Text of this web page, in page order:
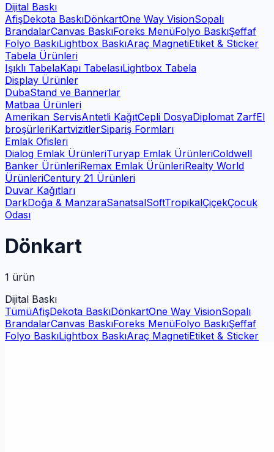
Dijital Baskı
AfişDekota BaskıDönkartOne Way VisionSopalı
BrandalarCanvas BaskıForeks MenüFolyo BaskıŞeffaf
Folyo BaskıLightbox BaskıAraç MagnetiEtiket & Sticker
Tabela Ürünleri
Işıklı TabelaKapı TabelasıLightbox Tabela
Display Ürünler
DubaStand ve Bannerlar
Matbaa Ürünleri
Amerikan ServisAntetli KağıtCepli DosyaDiplomat ZarfEl
broşürleriKartvizitlerSipariş Formları
Emlak Ofisleri
Dialog Emlak ÜrünleriTuryap Emlak ÜrünleriColdwell
Banker ÜrünleriRemax Emlak ÜrünleriRealty World
ÜrünleriCentury 21 Ürünleri
Duvar Kağıtları
DarkDoğa & ManzaraSanatsalSoftTropikalÇiçekÇocuk
Odası
Dönkart
1 ürün
Dijital Baskı
TümüAfişDekota BaskıDönkartOne Way VisionSopalı
BrandalarCanvas BaskıForeks MenüFolyo BaskıŞeffaf
Folyo BaskıLightbox BaskıAraç MagnetiEtiket & Sticker